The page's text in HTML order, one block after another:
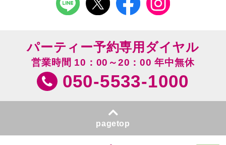
パーティー予約専用ダイヤル
営業時間 10：00～20：00 年中無休
050-5533-1000
pagetop